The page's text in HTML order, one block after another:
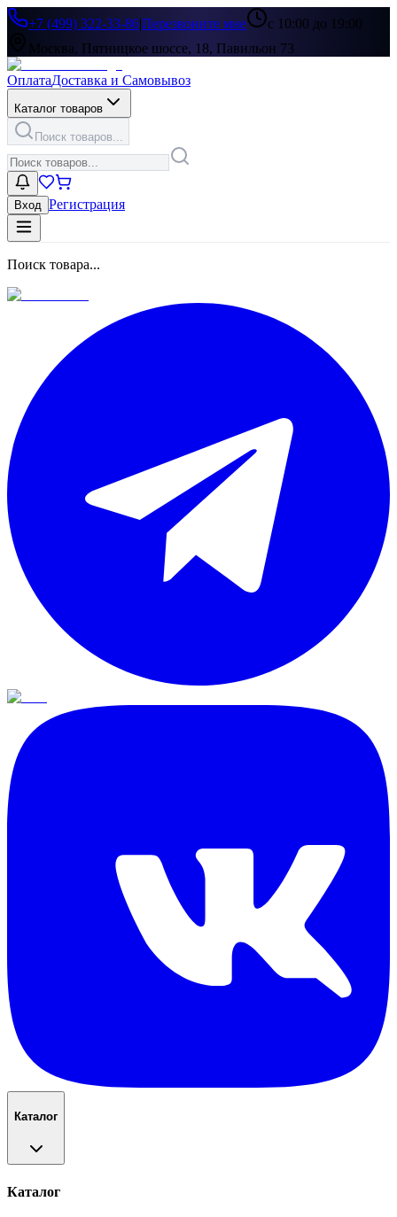
+7 (499) 322-33-86|Перезвоните мне
с 10:00 до 19:00
Москва, Пятницкое шоссе, 18, Павильон 73
ОплатаДоставка и Самовывоз
Каталог товаров
Поиск товаров...
Вход Регистрация
Поиск товара...
Каталог
Каталог